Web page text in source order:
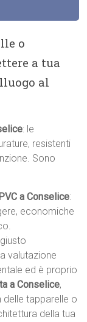
o
a tua
al
: le
resistenti
Sono
a Conselice:
economiche
valutazione
ed è proprio
a Conselice,
delle tapparelle o
della tua